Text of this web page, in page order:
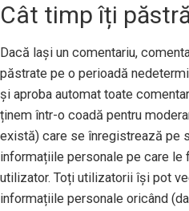
Cât timp îți
Dacă lași un comentariu,
păstrate pe o perioadă
și aproba automat toate
ținem într-o coadă pentru
există) care se înregistrează pe
informațiile personale pe care le
utilizator. Toți utilizatorii își pot
informațiile personale oricând